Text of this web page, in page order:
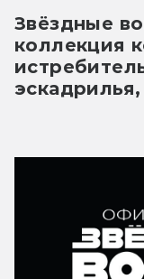
Звёздные
коллекция
эскадрилья,